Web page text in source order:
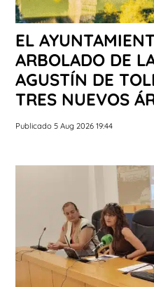
EL
ARBOLADO DE
AGUSTÍN DE
TRES NUEVOS
Publicado 5 Aug 2026 19:44